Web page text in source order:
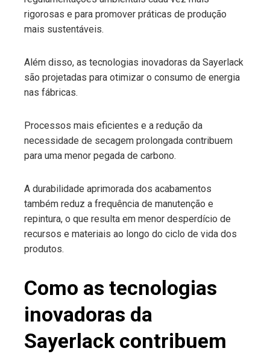
rigorosas e para promover práticas de produção
mais sustentáveis.
Além disso, as tecnologias inovadoras da Sayerlack
são projetadas para otimizar o consumo de energia
nas fábricas.
Processos mais eficientes e a redução da
necessidade de secagem prolongada contribuem
para uma menor pegada de carbono.
A durabilidade aprimorada dos acabamentos
também reduz a frequência de manutenção e
repintura, o que resulta em menor desperdício de
recursos e materiais ao longo do ciclo de vida dos
produtos.
Como as tecnologias
inovadoras da
Sayerlack contribuem